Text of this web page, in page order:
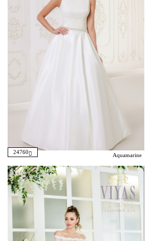
24760 Aquamarine